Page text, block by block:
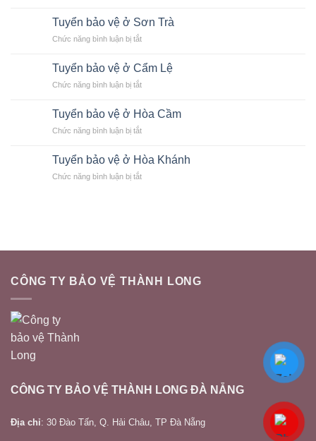
Nước,
Hành
vệ
ở
Quang
Tuyển bảo vệ ở Sơn Trà
Chức năng bình luận bị tắtở
bảo
vệ
ở
Trà
Tuyển bảo vệ ở Cẩm Lệ
Chức năng bình luận bị tắtở
bảo
vệ
ở
Lệ
Tuyển bảo vệ ở Hòa Cầm
Chức năng bình luận bị tắtở
bảo
vệ
ở
Tuyển bảo vệ ở Hòa Khánh
Chức năng bình luận bị tắtở
CÔNG TY BẢO VỆ THÀNH LONG
CÔNG TY BẢO VỆ THÀNH LONG ĐÀ NẴNG
Địa chỉ: 30 Đào Tấn, Q. Hải Châu, TP Đà Nẵng